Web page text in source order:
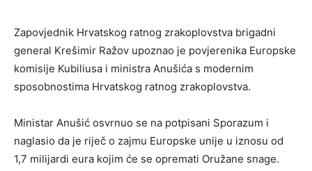
Zapovjednik Hrvatskog ratnog zrakoplovstva brigadni
general Krešimir Ražov upoznao je povjerenika Europske
komisije Kubiliusa i ministra Anušića s modernim
sposobnostima Hrvatskog ratnog zrakoplovstva.
Ministar Anušić osvrnuo se na potpisani Sporazum i
naglasio da je riječ o zajmu Europske unije u iznosu od
1,7 milijardi eura kojim će se opremati Oružane snage.